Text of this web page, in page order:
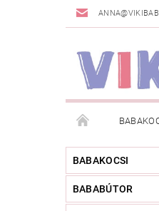
DOGSPACE
TÖRZSVÁSÁRLÓI
BABAKOCSI
BABABÚTOR